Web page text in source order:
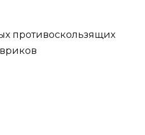
противоскользящих